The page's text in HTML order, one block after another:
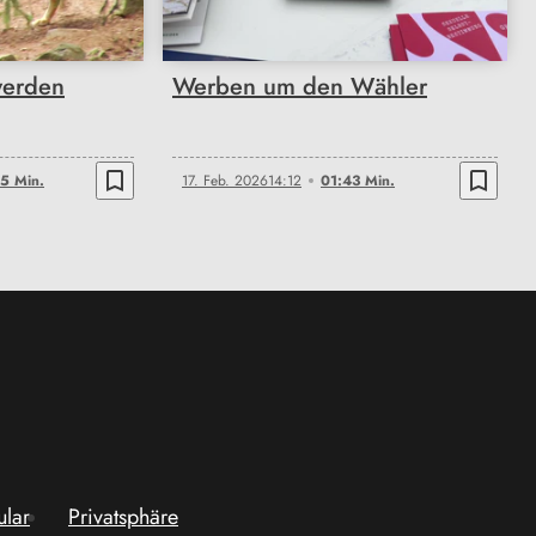
Min. bookmark_border
Werben um den Wähler
17. Feb. 202614:12 01:43 Min. bookmark_border
Privatsphäre